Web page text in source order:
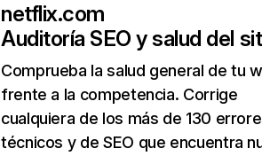
netflix.com
Auditoría SEO y salud del
Comprueba la salud general de tu
frente a la competencia. Corrige
cualquiera de los más de 130
técnicos y de SEO que encuentra